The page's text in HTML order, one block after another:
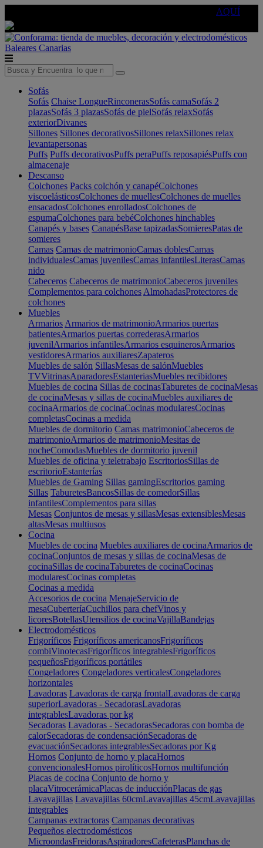
AQUÍ
Baleares Canarias
Sofás
Sofás Chaise LongueRinconerasSofás camaSofás 2
plazasSofás 3 plazasSofás de pielSofás relaxSofás
exteriorDivanes
Sillones Sillones decorativosSillones relaxSillones relax
levantapersonas
Puffs Puffs decorativosPuffs peraPuffs reposapiésPuffs con
almacenaje
Descanso
Colchones Packs colchón y canapéColchones
viscoelásticosColchones de muellesColchones de muelles
ensacadosColchones enrolladosColchones de
espumaColchones para bebéColchones hinchables
Canapés y bases CanapésBase tapizadasSomieresPatas de
somieres
Camas Camas de matrimonioCamas doblesCamas
individualesCamas juvenilesCamas infantilesLiterasCamas
nido
Cabeceros Cabeceros de matrimonioCabeceros juveniles
Complementos para colchones AlmohadasProtectores de
colchones
Muebles
Armarios Armarios de matrimonioArmarios puertas
batientesArmarios puertas correderasArmarios
juvenilArmarios infantilesArmarios esquinerosArmarios
vestidoresArmarios auxiliaresZapateros
Muebles de salón SillasMesas de salónMuebles
TVVitrinasAparadoresEstanteriasMuebles recibidores
Muebles de cocina Sillas de cocinasTaburetes de cocinaMesas
de cocinaMesas y sillas de cocinaMuebles auxiliares de
cocinaArmarios de cocinaCocinas modularesCocinas
completasCocinas a medida
Muebles de dormitorio Camas matrimonioCabeceros de
matrimonioArmarios de matrimonioMesitas de
nocheComodasMuebles de dormitorio juvenil
Muebles de oficina y teletrabajo EscritoriosSillas de
escritorioEstanterías
Muebles de Gaming Sillas gamingEscritorios gaming
Sillas TaburetesBancosSillas de comedorSillas
infantilesComplementos para sillas
Mesas Conjuntos de mesas y sillasMesas extensiblesMesas
altasMesas multiusos
Cocina
Muebles de cocina Muebles auxiliares de cocinaArmarios de
cocinaConjuntos de mesas y sillas de cocinaMesas de
cocinaSillas de cocinaTaburetes de cocinaCocinas
modularesCocinas completas
Cocinas a medida
Accesorios de cocina MenajeServicio de
mesaCuberteríaCuchillos para chefVinos y
licoresBotellasUtensilios de cocinaVajillaBandejas
Electrodomésticos
Frigoríficos Frigoríficos americanosFrigoríficos
combiVinotecasFrigoríficos integrablesFrigoríficos
pequeñosFrigoríficos portátiles
Congeladores Congeladores verticalesCongeladores
horizontales
Lavadoras Lavadoras de carga frontalLavadoras de carga
superiorLavadoras - SecadorasLavadoras
integrablesLavadoras por kg
Secadoras Lavadoras - SecadorasSecadoras con bomba de
calorSecadoras de condensaciónSecadoras de
evacuaciónSecadoras integrablesSecadoras por Kg
Hornos Conjunto de horno y placaHornos
convencionalesHornos pirolíticosHornos multifunción
Placas de cocina Conjunto de horno y
placaVitrocerámicaPlacas de inducciónPlacas de gas
Lavavajillas Lavavajillas 60cmLavavajillas 45cmLavavajillas
integrables
Campanas extractoras Campanas decorativas
Pequeños electrodomésticos
MicroondasFreidorasAspiradoresCafeterasPlanchas de